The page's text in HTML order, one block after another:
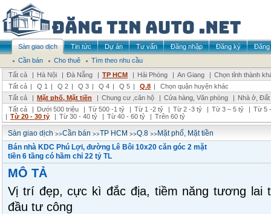
Sàn giao dịch Tin tức Dự án Tư vấn Đăng nhập Đăng ký
Đăng
Cần bán
Cho thuê
Tìm theo nhu cầu
Tất cả
| Hà Nội | Đà Nẵng | TP HCM | Hải Phòng | An Giang | Chọn tỉnh thành
Tất cả | Q 1 | Q 2 | Q 3 | Q 4 | Q 5 | Q.8 |
Chọn quận huyện khác
Tất cả
| Mặt phố, Mặt tiền | Chung cư ,căn hộ | Cửa hàng, Văn phòng | Nhà ở,
Tất cả
| Dưới 500 triệu | Từ 500 -1 tỷ | Từ 1 -2 tỷ | Từ 2 -3 tỷ | Từ 3 – 5 tỷ | Từ 5
| Từ 20 - 30 tỷ | Từ 30 - 40 tỷ | Từ 40 - 60 tỷ | Trên 60 tỷ
Sàn giao dịch >>Cần bán >>TP HCM >>Q.8 >>Mặt phố, Mặt tiền
Bán nhà KDC Phú Lợi, đường Lê Bôi 10x20 căn góc 2 mặt
tiền 6 tầng có hầm chỉ 22 tỷ TL
MÔ TẢ
Vị trí đẹp, cực kì đắc địa, tiềm năng tương lai
đầu tư công